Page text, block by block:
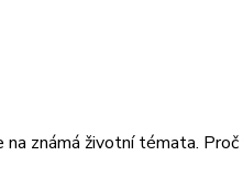
známá životní témata.